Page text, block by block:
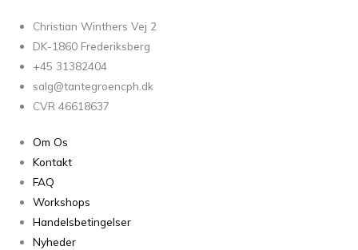
Christian Winthers Vej 2
DK-1860 Frederiksberg
+45 31382404
salg@tantegroencph.dk
CVR 46618637
Om Os
Kontakt
FAQ
Workshops
Handelsbetingelser
Nyheder